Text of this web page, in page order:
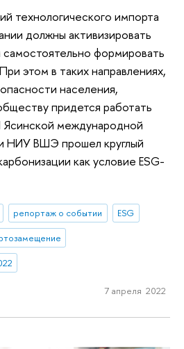
технологического импорта
должны активизировать
формировать
этом в таких направлениях,
населения,
придется работать
Ясинской международной
НИУ ВШЭ прошел круглый
как условие ESG-
репортаж о событии
ESG
7 апреля 2022